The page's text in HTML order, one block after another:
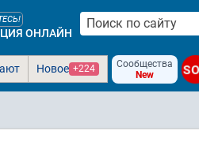
ОНЛАЙН
Новое +224
Сообщества
New